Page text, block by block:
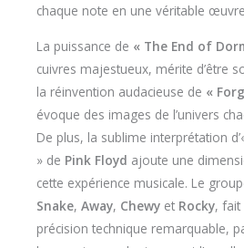
chaque note en une véritable
La puissance de « The End of
cuivres majestueux, mérite d’être
la réinvention audacieuse de «
évoque des images de l’univers
De plus, la sublime interprétation
» de Pink Floyd ajoute une
cette expérience musicale. Le
Snake, Away, Chewy et Rocky, fait
précision technique remarquable,